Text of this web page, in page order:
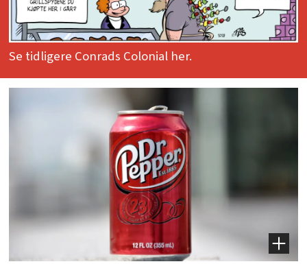
Se tidligere Conrads Colonial her.